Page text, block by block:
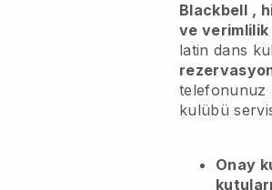
Blackbell ,
ve
latin dans
telefonunuz
kulübü
Onay
kutuları